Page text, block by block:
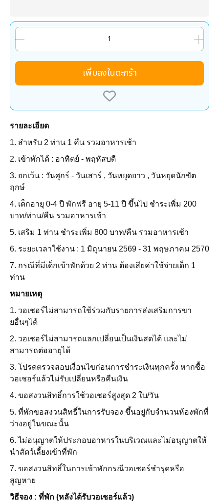
เพิ่มลงในตะกร้า
รายละเอียด
1. สำหรับ 2 ท่าน 1 คืน รวมอาหารเช้า
2. เข้าพักได้ : อาทิตย์ - พฤหัสบดี
3. ยกเว้น : วันศุกร์ - วันเสาร์ , วันหยุดยาว , วันหยุดนักขัต
ฤกษ์
4. เด็กอายุ 0-4 ปี พักฟรี อายุ 5-11 ปี ขึ้นไป ชำระเพิ่ม 200
บาท/ท่าน/คืน รวมอาหารเช้า
5. เสริม 1 ท่าน ชำระเพิ่ม 800 บาท/คืน รวมอาหารเช้า
6. ระยะเวลาใช้งาน : 1 มิถุนายน 2569 - 31 พฤษภาคม 2570
7. กรณีที่มีเด็กเข้าพักด้วย 2 ท่าน ต้องเสียค่าใช้จ่ายเด็ก 1
ท่าน
หมายเหตุ
1. วอเชอร์ไม่สามารถใช้ร่วมกับรายการส่งเสริมการขา
ยอื่นๆได้
2. วอเชอร์ไม่สามารถแลกเปลี่ยนเป็นเงินสดได้ และไม่
สามารถต่ออายุได้
3. โปรดตรวจสอบเงื่อนไขก่อนการชำระเงินทุกครั้ง หากซื้อ
วอเชอร์แล้วไม่รับเปลี่ยนหรือคืนเงิน
4. ขอสงวนสิทธิ์การใช้วอเชอร์สูงสุด 2 ใบ/วัน
5. ที่พักขอสงวนสิทธิ์ในการรับจอง ขึ้นอยู่กับจำนวนห้องพักที่
ว่างอยู่ในขณะนั้น
6.ไม่อนุญาตให้ประกอบอาหารในบริเวณและไม่อนุญาตให้
นำสัตว์เลี้ยงเข้าที่พัก
7. ขอสงวนสิทธิ์ในการเข้าพักกรณีวอเชอร์ชำรุดหรือ
สูญหาย
วิธีจอง : ที่พัก (หลังได้รับวอเชอร์เเล้ว)